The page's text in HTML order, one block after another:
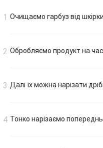
Очищаємо гарбуз від шкірки,
Обробляємо продукт на
Далі їх можна нарізати
Тонко нарізаємо